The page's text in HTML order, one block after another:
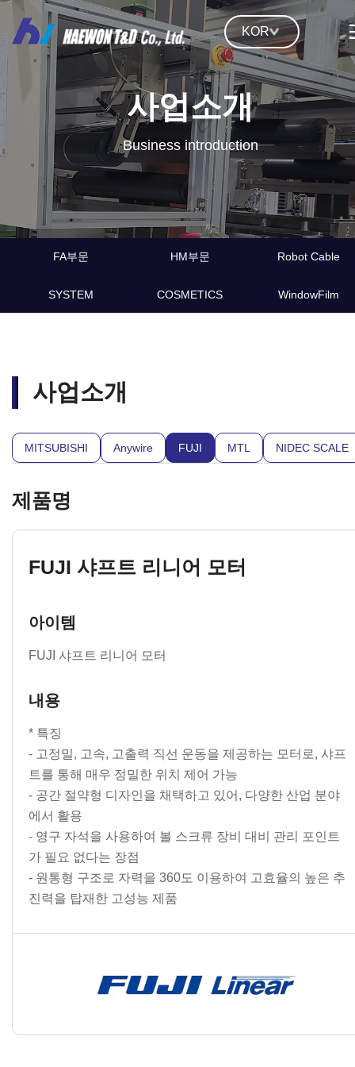
KOR
사업소개
Business introduction
FA부문 HM부문 Robot Cable
SYSTEM COSMETICS WindowFilm
사업소개
MITSUBISHI Anywire FUJI MTL NIDEC SCALE
제품명
FUJI 샤프트 리니어 모터
아이템
FUJI 샤프트 리니어 모터
내용
* 특징
- 고정밀, 고속, 고출력 직선 운동을 제공하는 모터로, 샤프
트를 통해 매우 정밀한 위치 제어 가능
- 공간 절약형 디자인을 채택하고 있어, 다양한 산업 분야
에서 활용
- 영구 자석을 사용하여 볼 스크류 장비 대비 관리 포인트
가 필요 없다는 장점
- 원통형 구조로 자력을 360도 이용하여 고효율의 높은 추
진력을 탑재한 고성능 제품